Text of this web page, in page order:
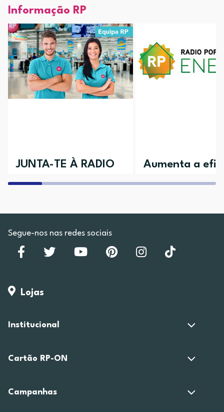
Informação RP
JUNTA-TE À RADIO
POPULAR
Aumenta a
da tua casa
Segue-nos nas redes sociais
Lojas
Institucional
Cartão RP-ON
Campanhas